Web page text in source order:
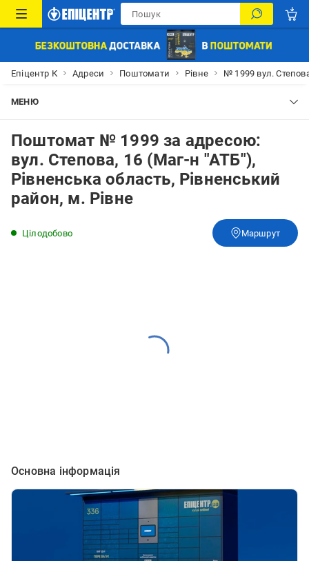
Епіцентр К Адреси Поштомати Рівне № 1999 вул.
МЕНЮ
Поштомат № 1999 за адресою:
вул. Степова, 16 (Маг-н "АТБ"),
Рівненська область, Рівненський
район, м. Рівне
Цілодобово Маршрут
Основна інформація